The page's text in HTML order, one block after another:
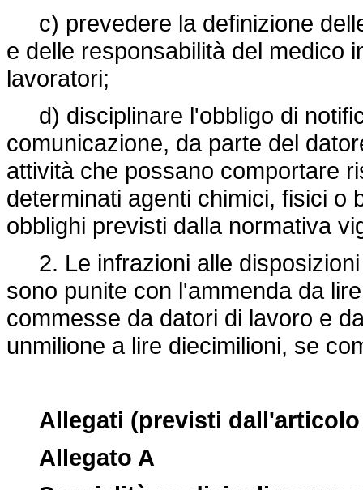
c) prevedere la definizione
e delle responsabilità del medico
lavoratori;
d) disciplinare l'obbligo di
comunicazione, da parte del
attività che possano comportare
determinati agenti chimici, fisici o
obblighi previsti dalla normativa
2. Le infrazioni alle disposizioni
sono punite con l'ammenda da
commesse da datori di lavoro e
unmilione a lire diecimilioni, se
Allegati (previsti dall'articolo
Allegato A